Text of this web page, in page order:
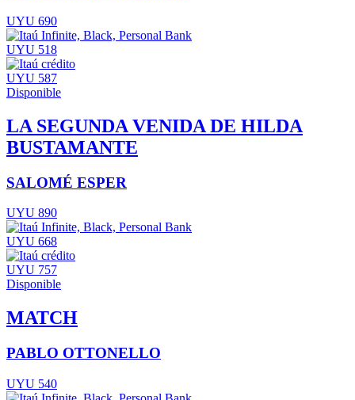
UYU 690
UYU 518
UYU 587
Disponible
LA SEGUNDA VENIDA DE HILDA
BUSTAMANTE
SALOMÉ ESPER
UYU 890
UYU 668
UYU 757
Disponible
MATCH
PABLO OTTONELLO
UYU 540